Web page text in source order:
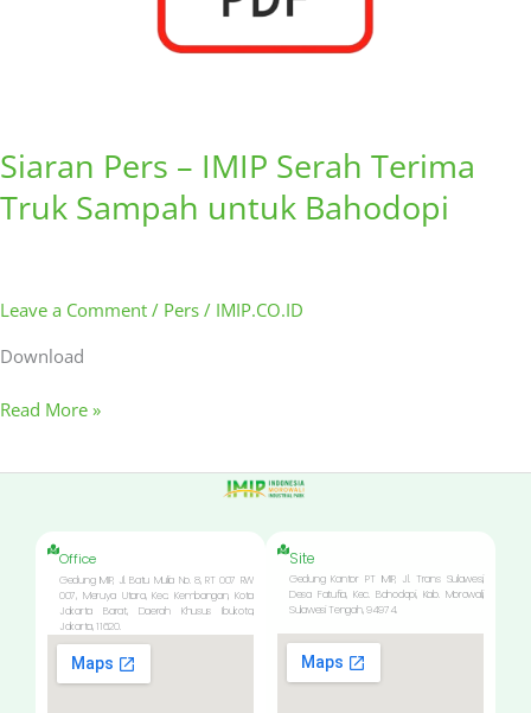
Siaran Pers – IMIP Serah Terima
Truk Sampah untuk Bahodopi
Leave a Comment / Pers / IMIP.CO.ID
Download
Read More »
Office
Gedung IMIP, Jl. Batu Mulia No. 8, RT 007 RW
007, Meruya Utara, Kec. Kembangan, Kota
Jakarta Barat, Daerah Khusus Ibukota,
Jakarta, 11620.
Site
Gedung Kantor PT IMIP, Jl. Trans Sulawesi,
Desa Fatufia, Kec. Bahodopi, Kab. Morowali,
Sulawesi Tengah, 94974.